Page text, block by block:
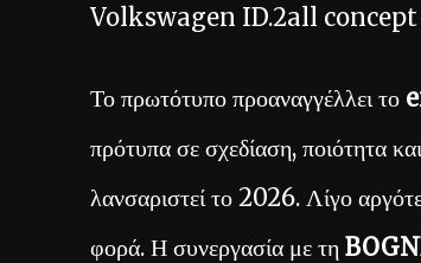
Volkswagen ID.2all concept
Το πρωτότυπο προαναγγέλλει το
πρότυπα σε σχεδίαση, ποιότητα
λανσαριστεί το 2026. Λίγο
φορά. Η συνεργασία με τη